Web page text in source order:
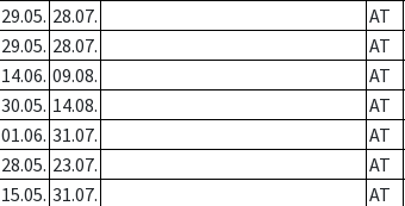
29.05. 28.07. AT
29.05. 28.07. AT
14.06. 09.08. AT
30.05. 14.08. AT
01.06. 31.07. AT
28.05. 23.07. AT
15.05. 31.07. AT